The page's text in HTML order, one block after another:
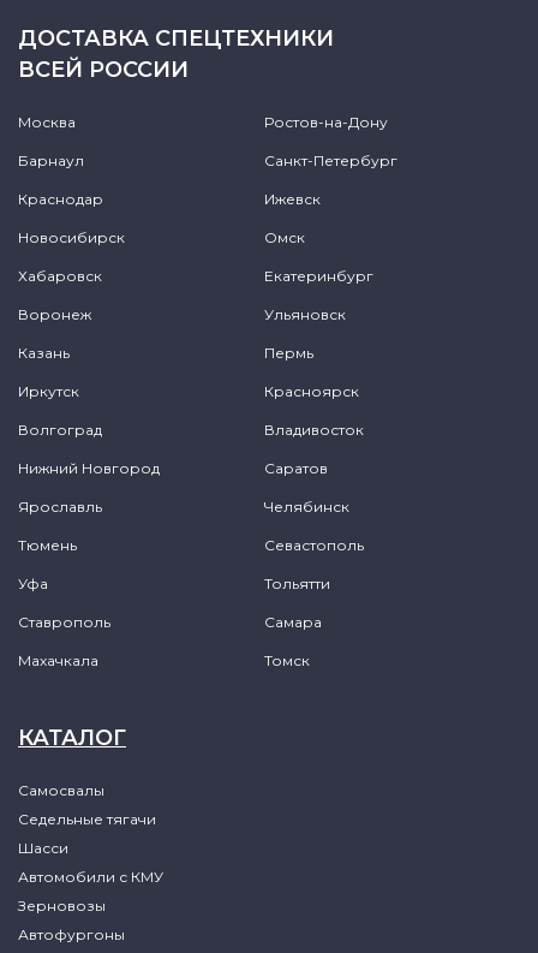
ДОСТАВКА СПЕЦТЕХНИКИ
ВСЕЙ РОССИИ
Москва Ростов-на-Дону
Барнаул Санкт-Петербург
Краснодар Ижевск
Новосибирск Омск
Хабаровск Екатеринбург
Воронеж Ульяновск
Казань Пермь
Иркутск Красноярск
Волгоград Владивосток
Нижний Новгород Саратов
Ярославль Челябинск
Тюмень Севастополь
Уфа Тольятти
Ставрополь Самара
Махачкала Томск
КАТАЛОГ
Самосвалы
Седельные тягачи
Шасси
Автомобили с КМУ
Зерновозы
Автофургоны